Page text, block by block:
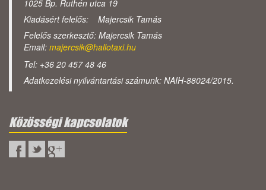
1025 Bp. Ruthén utca 19
Kiadásért felelős: Majercsik Tamás
Felelős szerkesztő: Majercsik Tamás
Email: majercsik@hallotaxi.hu
Tel: +36 20 457 48 46
Adatkezelési nyilvántartási számunk: NAIH-88024/2015.
Közösségi kapcsolatok